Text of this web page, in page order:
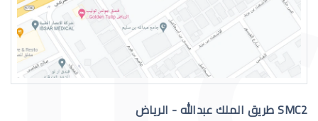
عمليات تجميل العيون الغائرة
SMC2 طريق الملك عبدالله - الرياض